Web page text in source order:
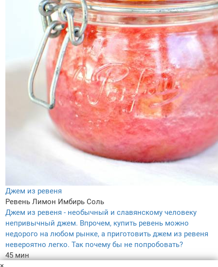
Джем из ревеня
Ревень Лимон Имбирь Соль
Джем из ревеня - необычный и славянскому человеку
непривычный джем. Впрочем, купить ревень можно
недорого на любом рынке, а приготовить джем из ревеня
невероятно легко. Так почему бы не попробовать?
45 мин